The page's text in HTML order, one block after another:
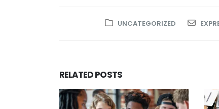
UNCATEGORIZED
RELATEDPOSTS